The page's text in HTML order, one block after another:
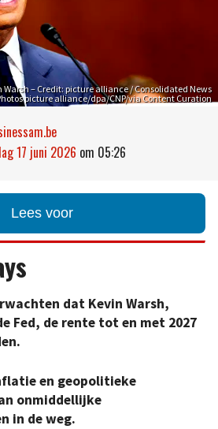
Warsh – Credit: picture alliance / Consolidated News
picture alliance/dpa/CNP/via Content Curation
17 juni 2026 om 05:26
Lees voor
dat Kevin Warsh,
Fed, de rente tot en met 2027
en geopolitieke
onmiddellijke
in de weg.